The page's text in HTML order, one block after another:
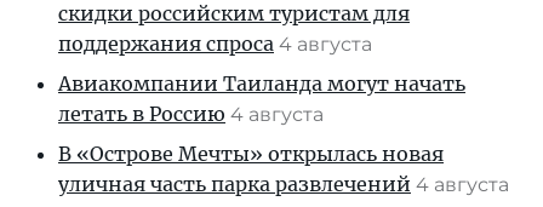
скидки российским туристам для
поддержания спроса 4 августа
Авиакомпании Таиланда могут начать
летать в Россию 4 августа
В «Острове Мечты» открылась новая
уличная часть парка развлечений 4 августа